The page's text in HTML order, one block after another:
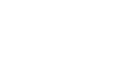
frukost och kaffe. Här finns
även fri entré till våra